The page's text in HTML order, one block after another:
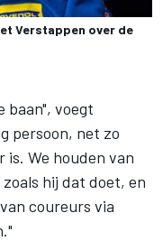
Verstappen over de
baan", voegt
persoon, net zo
is. We houden van
hij dat doet, en
coureurs via